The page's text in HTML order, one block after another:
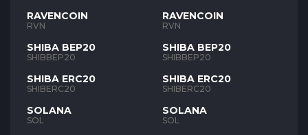
RAVENCOIN
RVN
SHIBA BEP20
SHIBBEP20
SHIBA ERC20
SHIBERC20
SOLANA
SOL
RAVENCOIN
RVN
SHIBA BEP20
SHIBBEP20
SHIBA ERC20
SHIBERC20
SOLANA
SOL